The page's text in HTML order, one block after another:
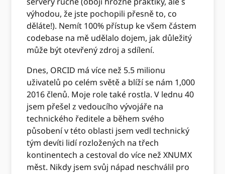
výhodou, že jste pochopili přesně to, co
děláte!). Nemít 100% přístup ke všem částem
codebase na mě udělalo dojem, jak důležitý
může být otevřený zdroj a sdílení.
Dnes, ORCID má více než 5.5 milionu
uživatelů po celém světě a blíží se nám 1,000
2016 členů. Moje role také rostla. V lednu 40
jsem přešel z vedoucího vývojáře na
technického ředitele a během svého
působení v této oblasti jsem vedl technický
tým devíti lidí rozložených na třech
kontinentech a cestoval do více než XNUMX
měst. Nikdy jsem svůj nápad neschválil pro